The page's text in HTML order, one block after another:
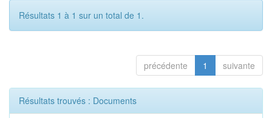
Résultats 1 à 1 sur un total de 1.
précédente 1 suivante
Résultats trouvés : Documents